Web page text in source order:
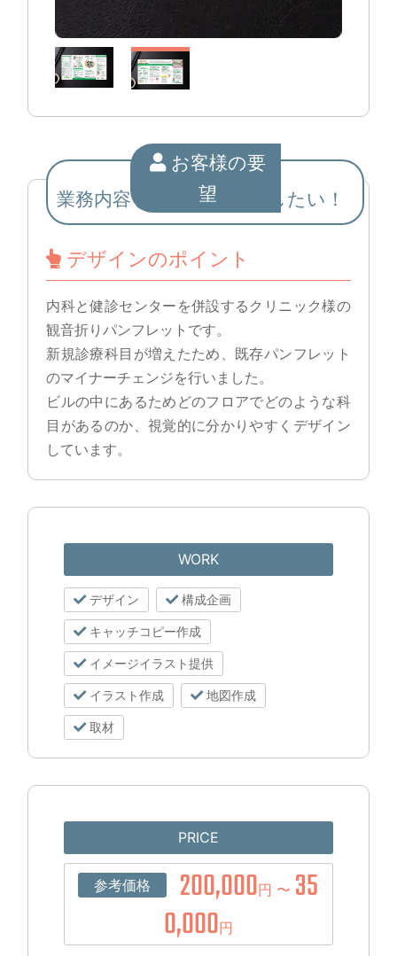
お客様の要
望
業務内容をわかりやすくしたい！
デザインのポイント
内科と健診センターを併設するクリニック様の
観音折りパンフレットです。
新規診療科目が増えたため、既存パンフレット
のマイナーチェンジを行いました。
ビルの中にあるためどのフロアでどのような科
目があるのか、視覚的に分かりやすくデザイン
しています。
WORK
デザイン 構成企画
キャッチコピー作成
イメージイラスト提供
イラスト作成 地図作成
取材
PRICE
参考価格 200,000円 〜 35
0,000円